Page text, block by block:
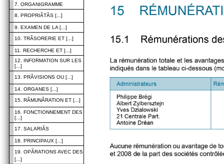
7. ORGANIGRAMME
8. PROPRIÃTÃS [...]
9. EXAMEN DE LA [...]
10. TRÃSORERIE ET [...]
11. RECHERCHE ET [...]
12. INFORMATION SUR LES
[...]
13. PRÃVISIONS OU [...]
14. ORGANES [...]
15. RÃMUNÃRATION ET [...]
16. FONCTIONNEMENT DES
[...]
17. SALARIÃS
18. PRINCIPAUX [...]
19. OPÃRATIONS AVEC DES
[...]